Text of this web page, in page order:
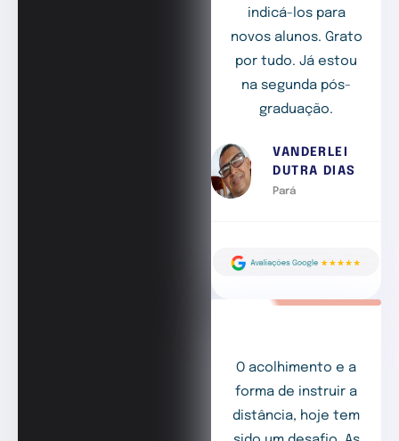
indicá-los para
novos alunos. Grato
por tudo. Já estou
na segunda pós-
graduação.
VANDERLEI
DUTRA DIAS
Pará
O acolhimento e a
forma de instruir a
distância, hoje tem